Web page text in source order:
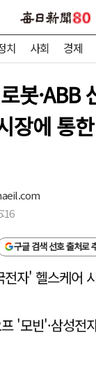
치 사회 경제
봇·ABB
장에 통
구글 검색 선호 출처로
자' 헬스케어
'모빈'·삼성전